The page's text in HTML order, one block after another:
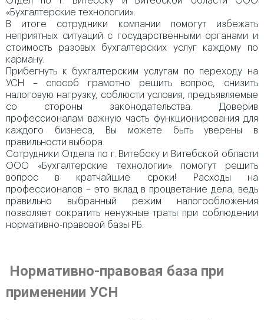
«Бухгалтерские технологии».
В итоге сотрудники компании помогут избежать
неприятных ситуаций с государственными органами и
стоимость разовых бухгалтерских услуг каждому по
карману.
Прибегнуть к бухгалтерским услугам по переходу на
УСН – способ грамотно решить вопрос, снизить
налоговую нагрузку, соблюсти условия, предъявляемые
со стороны законодательства. Доверив
профессионалам важную часть функционирования для
каждого бизнеса, Вы можете быть уверены в
правильности выбора.
Сотрудники Отдела по г. Витебску и Витебской области
ООО «Бухгалтерские технологии» помогут решить
вопрос в кратчайшие сроки! Расходы на
профессионалов – это вклад в процветание дела, ведь
правильно выбранный режим налогообложения
позволяет сократить ненужные траты при соблюдении
нормативно-правовой базы РБ.
Нормативно-правовая база при
применении УСН